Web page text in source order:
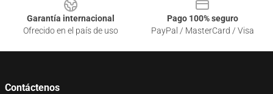
Garantía internacional
Ofrecido en el país de uso
Pago 100% seguro
PayPal / MasterCard / Visa
Contáctenos